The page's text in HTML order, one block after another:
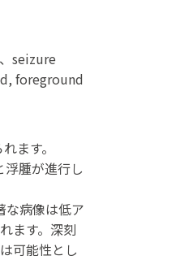
seizure
foreground
ます。
腫が進行し
病像は低ア
ます。深刻
可能性とし